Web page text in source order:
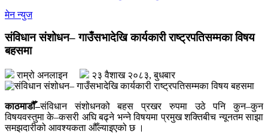
मेन न्युज
संविधान संशोधन– गाउँसभादेखि कार्यकारी राष्ट्रपतिसम्मका विषय
बहसमा
राम्रो अनलाइन २३ वैशाख २०८३, बुधबार
काठमाडौँ–संविधान संशोधनको बहस प्रखर रुपमा उठे पनि कुन–कुन
विषयवस्तुमा के–कसरी अघि बढ्ने भन्ने विषयमा प्रमुख शक्तिबीच न्यूनतम साझा
समझदारीको आवश्यकता औँल्याइएको छ ।